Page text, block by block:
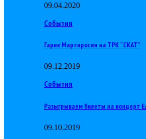
09.04.2020
События
Гарик Мартиросян на ТРК “СКАТ”
09.12.2019
События
Разыгрываем билеты на концерт
09.10.2019